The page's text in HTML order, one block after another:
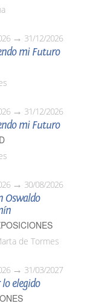
31/12/2026
mi Futuro
31/12/2026
mi Futuro
30/08/2026
Oswaldo
de Tormes
31/03/2027
elegido